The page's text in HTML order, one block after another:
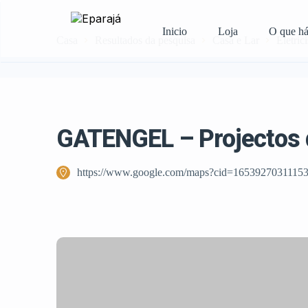
Inicio Loja O que
Casa e Lar
GATENGEL –
https://www.google.com/